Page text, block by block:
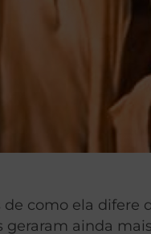
como ela difere
ainda